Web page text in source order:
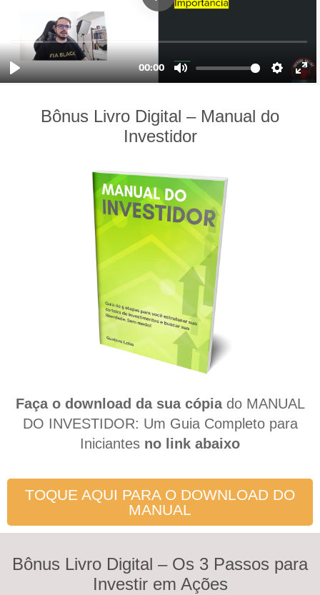
Bônus Livro Digital – Manual do
Investidor
Faça o download da sua cópiado MANUAL
DO INVESTIDOR: Um Guia Completo para
Iniciantes no link abaixo
TOQUE AQUI PARA O DOWNLOAD DO
MANUAL
Bônus Livro Digital – Os 3 Passos para
Investir em Ações